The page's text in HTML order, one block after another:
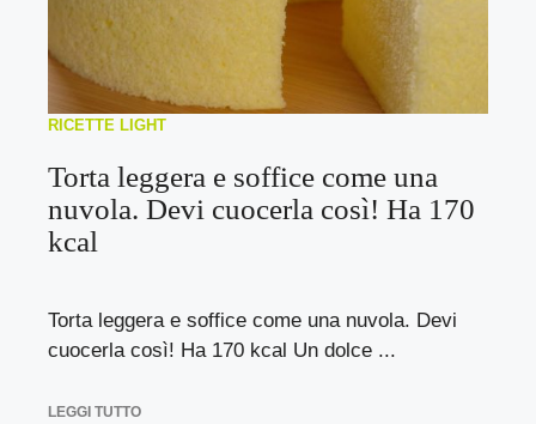
RICETTE LIGHT
Torta leggera e soffice come una
nuvola. Devi cuocerla così! Ha 170
kcal
Torta leggera e soffice come una nuvola. Devi
cuocerla così! Ha 170 kcal Un dolce ...
LEGGI TUTTO